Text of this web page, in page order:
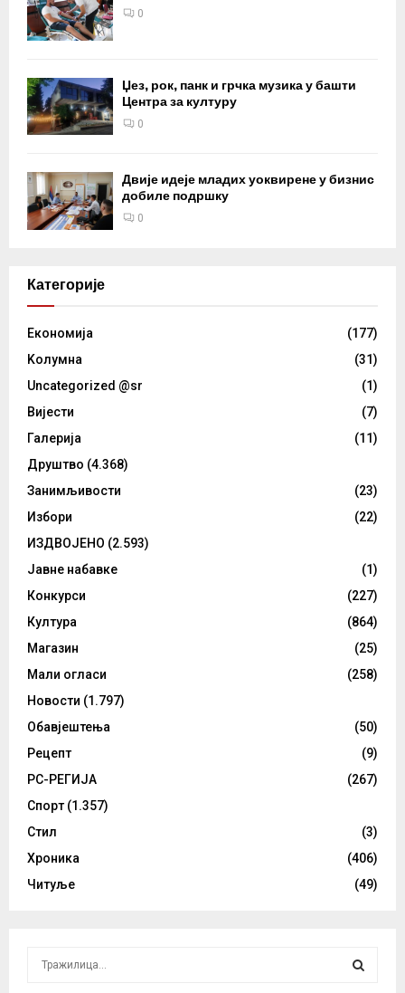
0
Џез, рок, панк и грчка музика у башти
Центра за културу
0
Двије идеје младих уоквирене у бизнис
добиле подршку
0
Категорије
Eкономија
(177)
Kолумнa
(31)
Uncategorized @sr
(1)
Вијести
(7)
Галерија
(11)
Друштво (4.368)
Занимљивости
(23)
Избори
(22)
ИЗДВОЈЕНО (2.593)
Јавне набавке
(1)
Конкурси
(227)
Култура
(864)
Магазин
(25)
Мали огласи
(258)
Новости (1.797)
Обавјештења
(50)
Рецепт
(9)
РС-РЕГИЈА
(267)
Спорт (1.357)
Стил
(3)
Хроника
(406)
Читуље
(49)